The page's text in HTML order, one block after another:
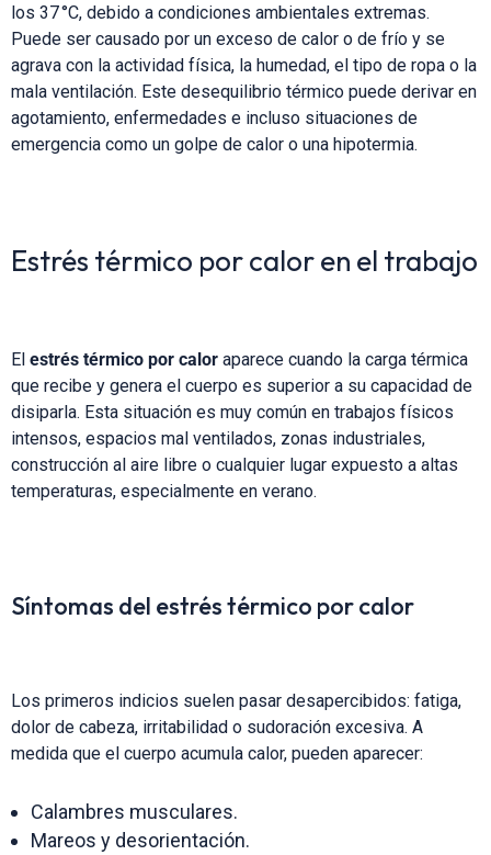
los 37 °C, debido a condiciones ambientales extremas.
Puede ser causado por un exceso de calor o de frío y se
agrava con la actividad física, la humedad, el tipo de ropa o la
mala ventilación. Este desequilibrio térmico puede derivar en
agotamiento, enfermedades e incluso situaciones de
emergencia como un golpe de calor o una hipotermia.
Estrés térmico por calor en el trabajo
El estrés térmico por calor aparece cuando la carga térmica
que recibe y genera el cuerpo es superior a su capacidad de
disiparla. Esta situación es muy común en trabajos físicos
intensos, espacios mal ventilados, zonas industriales,
construcción al aire libre o cualquier lugar expuesto a altas
temperaturas, especialmente en verano.
Síntomas del estrés térmico por calor
Los primeros indicios suelen pasar desapercibidos: fatiga,
dolor de cabeza, irritabilidad o sudoración excesiva. A
medida que el cuerpo acumula calor, pueden aparecer:
Calambres musculares.
Mareos y desorientación.